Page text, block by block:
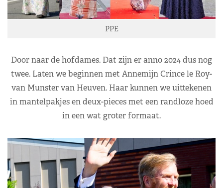
PPE
Door naar de hofdames. Dat zijn er anno 2024 dus nog
twee. Laten we beginnen met Annemijn Crince le Roy-
van Munster van Heuven. Haar kunnen we uittekenen
in mantelpakjes en deux-pieces met een randloze hoed
in een wat groter formaat.